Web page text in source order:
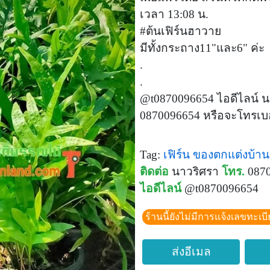
เวลา 13:08 น.
#ต้นเฟิร์นฮาวาย
มีทั้งกระถาง11"และ6" ค่ะ
.
.
@t0870096654 ไอดีไลน์
0870096654 หรือจะโทรเ
Tag: เฟิร์น ของตกแต่งบ้า
ติดต่อ นาวริศรา โทร.
ไอดีไลน์ @t0870096654
ร้านนี้ยังไม่มีการแจ้งเลขทะเ
ส่งอีเมล